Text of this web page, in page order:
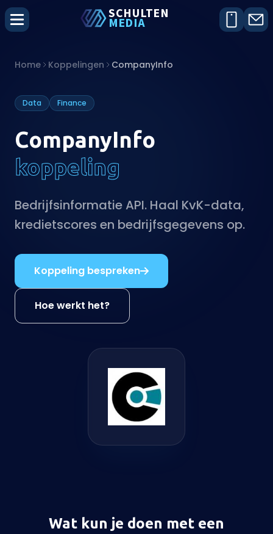
SCHULTEN
MEDIA
Home Koppelingen CompanyInfo
Data Finance
CompanyInfo
koppeling
Bedrijfsinformatie API. Haal KvK-data,
kredietscores en bedrijfsgegevens op.
Koppeling bespreken
Hoe werkt het?
Wat kun je doen met een